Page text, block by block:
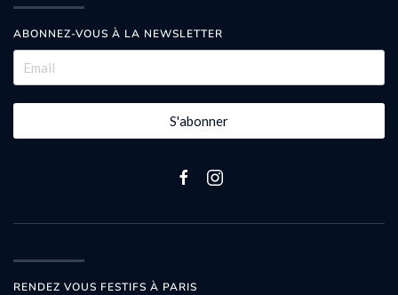
ABONNEZ-VOUS À LA NEWSLETTER
S'abonner
RENDEZ VOUS FESTIFS À PARIS